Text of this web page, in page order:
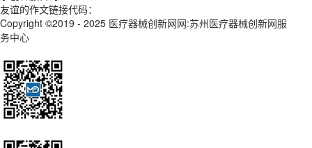
友谊的作文链接代码：
Copyright ©2019 - 2025 医疗器械创新网网:苏州医疗器械创新网服
务中心